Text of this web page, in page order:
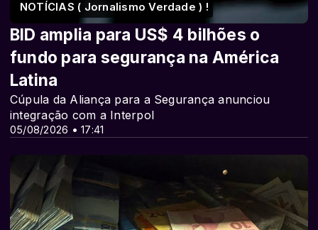
NOTÍCIAS ( Jornalismo Verdade ) !
05/08/2026 • 17:41
BID amplia para US$ 4 bilhões o
fundo para segurança na América
Latina
Cúpula da Aliança para a Segurança anunciou
integração com a Interpol